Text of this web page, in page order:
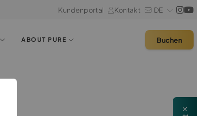
Kundenportal Kontakt DE
ABOUT PURE Buchen